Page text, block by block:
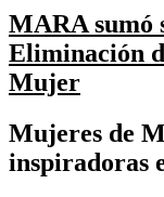
MARA sumó
Eliminación
Mujer
Mujeres de
inspiradoras